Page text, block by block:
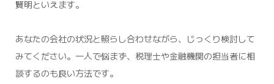
賢明といえます。
あなたの会社の状況と照らし合わせながら、じっくり検討して
みてください。一人で悩まず、税理士や金融機関の担当者に相
談するのも良い方法です。